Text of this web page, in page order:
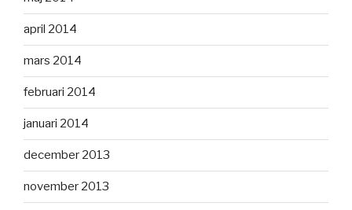
april 2014
mars 2014
februari 2014
januari 2014
december 2013
november 2013